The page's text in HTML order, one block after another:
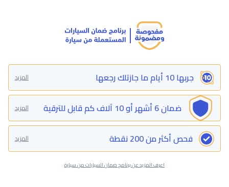
جربها 10 أيام ما جازتلك رجعها المزيد
ضمان 6 أشهر أو 10 آلاف كم قابل للترقية المزيد
فحص أكثر من 200 نقطة المزيد
اعرف المزيد عن برنامج ضمان السيارات من سيارة